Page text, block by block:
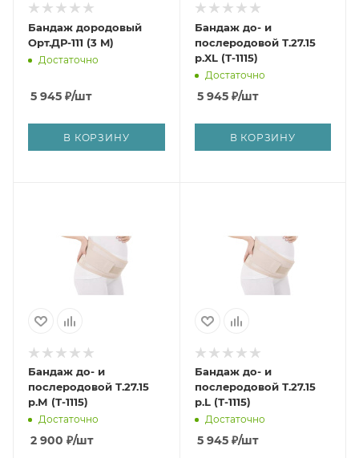
Бандаж дородовый
Орт.ДР-111 (3 M)
Достаточно
5 945 ₽/шт
В КОРЗИНУ
Бандаж до- и
послеродовой Т.27.15
р.XL (Т-1115)
Достаточно
5 945₽/шт
В КОРЗИНУ
Бандаж до- и
послеродовой Т.27.15
р.М (Т-1115)
Достаточно
2 900 ₽/шт
Бандаж до- и
послеродовой Т.27.15
р.L (Т-1115)
Достаточно
5 945₽/шт